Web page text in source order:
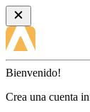
Bienvenido!
Crea una cuenta